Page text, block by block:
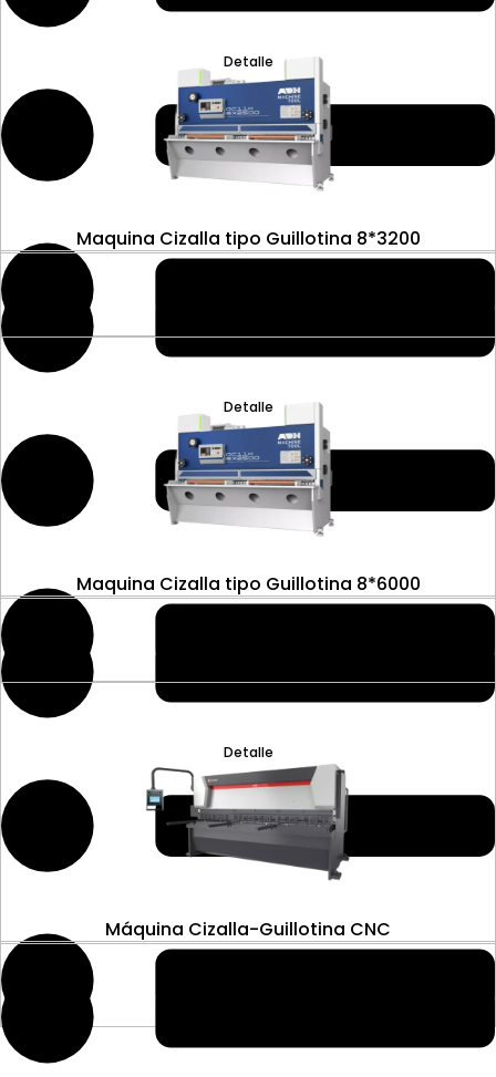
Detalle
Detalle
Maquina Cizalla tipo Guillotina 8*3200
Detalle
Maquina Cizalla tipo Guillotina 8*6000
Máquina Cizalla-Guillotina CNC